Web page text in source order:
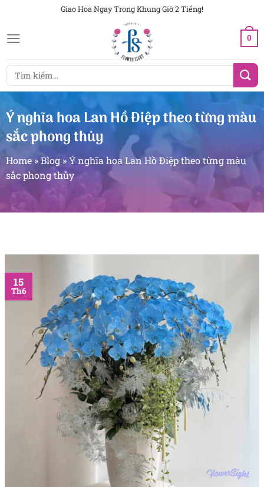
nội
Giao Hoa Ngay Trong Khung Giờ 2 Tiếng!
0
Tìm
kiếm:
Ý nghĩa hoa Lan Hồ Điệp theo từng màu
sắc phong thủy
Home »Blog »Ý nghĩa hoa Lan Hồ Điệp theo từng màu
sắc phong thủy
15
Th6